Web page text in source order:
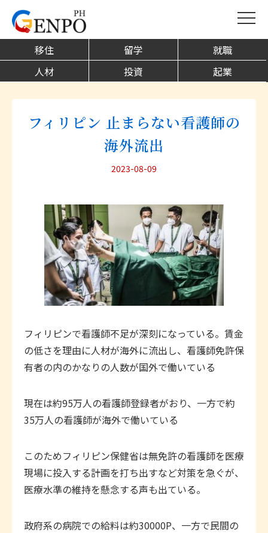
移住 留学
就職
人材
投資 起業
フィリピン 止まらない看護師の
海外流出
2023-08-09
フィリピンで看護師不足が深刻になっている。賃金
の低さを理由に人材が海外に流出し、看護師免許保
有者の内のかなりの人数が国外で働いている
現在は約95万人の看護師登録者がおり、一方で約
35万人の看護師が海外で働いている
このためフィリピン保健省は無免許の看護師を医療
現場に投入する計画を打ち出すなど対策を急ぐが、
医療水準の維持を懸念する声も出ている。
政府系の病院での給料は約30000P、一方で民間の